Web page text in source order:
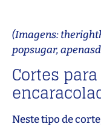
(Imagens:
popsugar,
Cortes
Neste tipo de